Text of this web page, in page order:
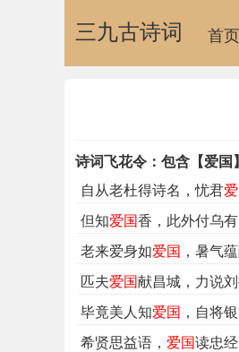
三九古诗词 首页
诗词飞花令：包含【爱国
自从老杜得诗名，忧君
但知爱国香，此外付乌有
老来爱身如爱国 ，暑气
匹夫爱国献昌城，力说刘
毕竟美人知爱国 ，自将
希贤思益语， 爱国读忠经